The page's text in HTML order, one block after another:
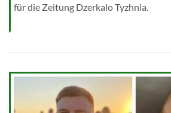
für die Zeitung Dzerkalo Tyzhnia.